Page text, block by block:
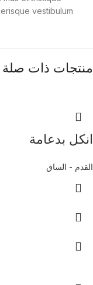
vestibulum
منتجات ذات صلة
انكل بدعامة
القدم - الساق